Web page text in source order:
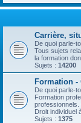
Carrière,
De quoi parle-
Tous sujets
la formation
Sujets : 14200
Formation -
De quoi parle-
Formation
professionnels.
Droit individuel
Sujets : 1375